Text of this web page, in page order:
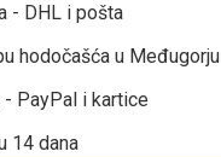
- DHL i pošta
hodočašća u Međugorju
- PayPal i kartice
14 dana